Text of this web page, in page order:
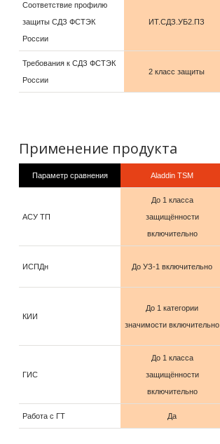
Соответствие профилю
защиты СДЗ ФСТЭК
России
ИТ.СДЗ.УБ2.ПЗ
Требования к СДЗ ФСТЭК
России
2 класс защиты
Применение продукта
Параметр сравнения Aladdin TSM
АСУ ТП
До 1 класса
защищённости
включительно
ИСПДн До УЗ-1 включительно
КИИ
До 1 категории
значимости включительно
ГИС
До 1 класса
защищённости
включительно
Работа с ГТ Да